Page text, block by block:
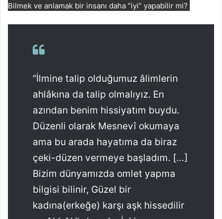
Bilmek ve anlamak bir insanı daha “iyi” yapabilir mi?
“İlmine talip olduğumuz âlimlerin
ahlâkına da talip olmalıyız. En
azından benim hissiyatım buydu.
Düzenli olarak Mesnevî okumaya
ama bu arada hayatıma da biraz
çeki-düzen vermeye başladım. […]
Bizim dünyamızda omlet yapma
bilgisi bilinir, Güzel bir
kadına(erkeğe) karşı aşk hissedilir